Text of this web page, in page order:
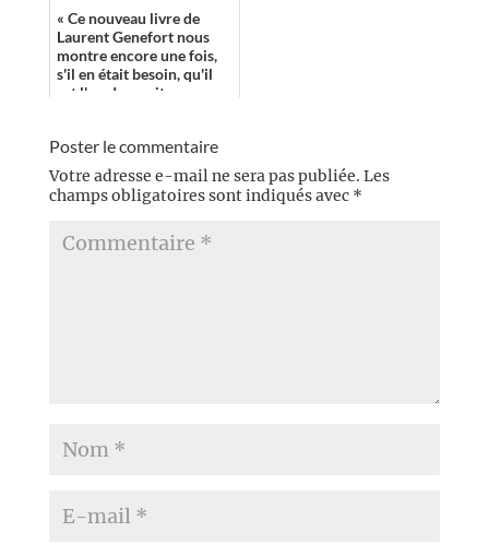
« Ce nouveau livre de
Laurent Genefort nous
montre encore une fois,
s'il en était besoin, qu'il
est l'un des maitres
Poster le commentaire
Votre adresse e-mail ne sera pas publiée. Les
champs obligatoires sont indiqués avec *